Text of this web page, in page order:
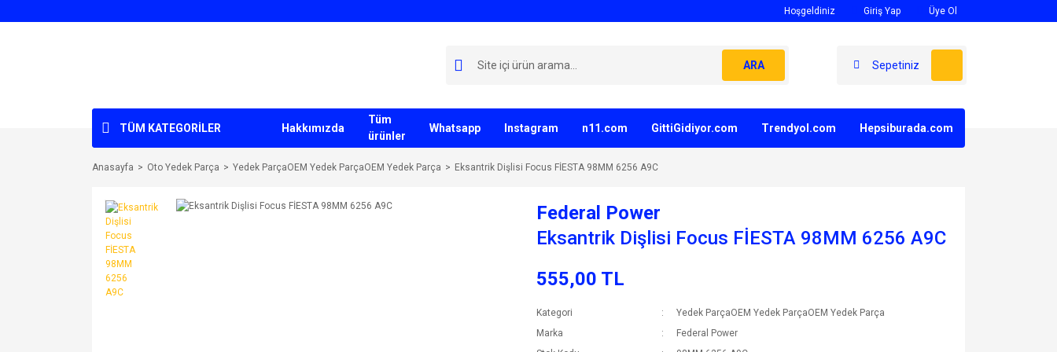
Hoşgeldiniz Giriş Yap Üye Ol
ARA Sepetiniz
TÜM KATEGORİLER Hakkımızda
Tüm
ürünler
Whatsapp Instagram n11.com GittiGidiyor.com Trendyol.com Hepsiburada.com
Anasayfa Oto Yedek Parça Yedek ParçaOEM Yedek ParçaOEM Yedek Parça Eksantrik Dişlisi Focus FİESTA 98MM 6256 A9C
Federal Power
Eksantrik Dişlisi Focus FİESTA 98MM 6256 A9C
555,00 TL
Kategori
Yedek ParçaOEM Yedek ParçaOEM Yedek Parça
Marka
Federal Power